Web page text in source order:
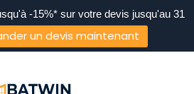
-15%* sur votre devis jusqu'au 31
un devis maintenant